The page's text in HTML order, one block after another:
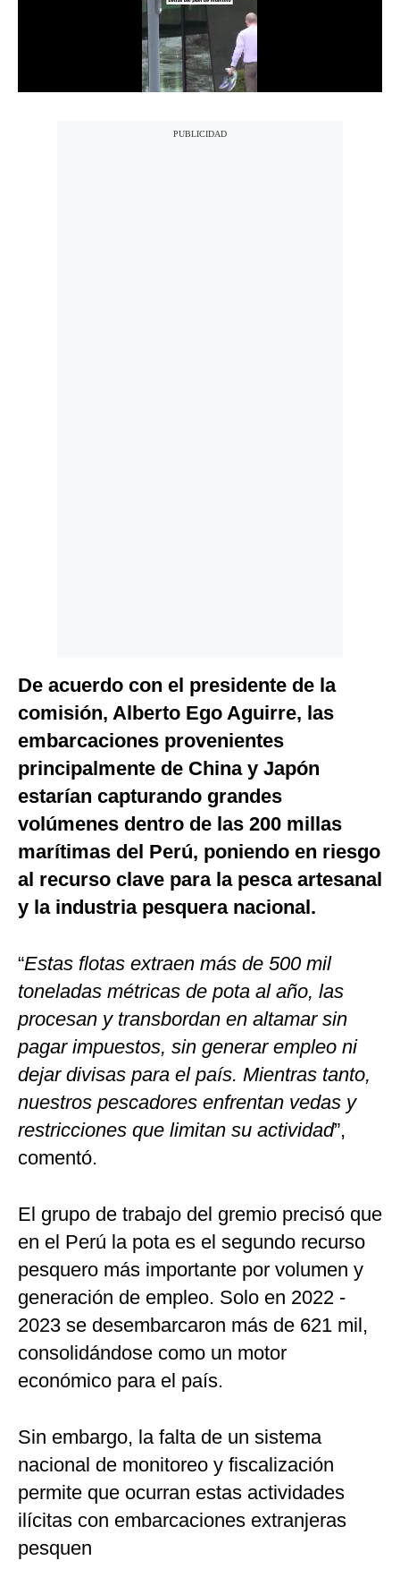
Videos
De acuerdo con el presidente de la
comisión, Alberto Ego Aguirre, las
embarcaciones provenientes
principalmente de China y Japón
estarían capturando grandes
volúmenes dentro de las 200 millas
marítimas del Perú, poniendo en riesgo
al recurso clave para la pesca artesanal
y la industria pesquera nacional.
“Estas flotas extraen más de 500 mil
toneladas métricas de pota al año, las
procesan y transbordan en altamar sin
pagar impuestos, sin generar empleo ni
dejar divisas para el país. Mientras tanto,
nuestros pescadores enfrentan vedas y
restricciones que limitan su actividad”,
comentó.
El grupo de trabajo del gremio precisó que
en el Perú la pota es el segundo recurso
pesquero más importante por volumen y
generación de empleo. Solo en 2022 -
2023 se desembarcaron más de 621 mil,
consolidándose como un motor
económico para el país.
Sin embargo, la falta de un sistema
nacional de monitoreo y fiscalización
permite que ocurran estas actividades
ilícitas con embarcaciones extranjeras
pesquen